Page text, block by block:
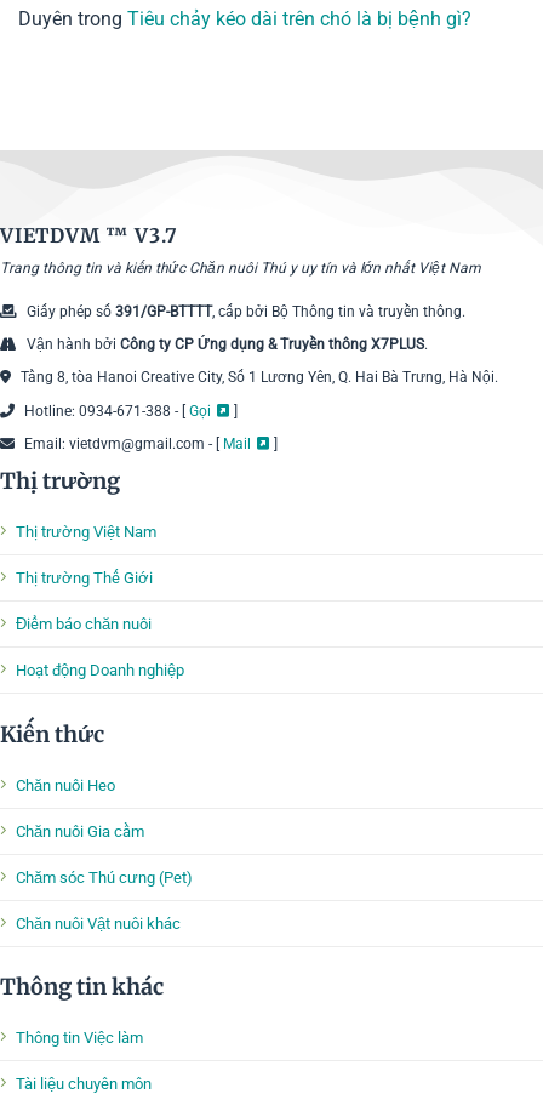
Duyên trong Tiêu chảy kéo dài trên chó là bị bệnh gì?
VIETDVM ™V3.7
Trang thông tin và kiến thức Chăn nuôi Thú y uy tín và lớn nhất Việt Nam
Giấy phép số 391/GP-BTTTT, cấp bởi Bộ Thông tin và truyền thông.
Vận hành bởi Công ty CP Ứng dụng & Truyền thông X7PLUS.
Tầng 8, tòa Hanoi Creative City, Số 1 Lương Yên, Q. Hai Bà Trưng, Hà Nội.
Hotline: 0934-671-388 - [ Gọi
]
Email: vietdvm@gmail.com - [ Mail ]
Thị trường
Thị trường Việt Nam
Thị trường Thế Giới
Điểm báo chăn nuôi
Hoạt động Doanh nghiệp
Kiến thức
Chăn nuôi Heo
Chăn nuôi Gia cầm
Chăm sóc Thú cưng (Pet)
Chăn nuôi Vật nuôi khác
Thông tin khác
Thông tin Việc làm
Tài liệu chuyên môn